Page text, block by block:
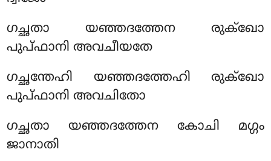
ഗച്ഛതാ യഞ്ഞദത്തേന രുക്ഖോ
പുപ്ഫാനി അവചീയതേ
ഗച്ഛന്തേഹി യഞ്ഞദത്തേഹി രുക്ഖോ
പുപ്ഫാനി അവചിതോ
ഗച്ഛതാ യഞ്ഞദത്തേന കോചി മഗ്ഗം
ജാനാതി